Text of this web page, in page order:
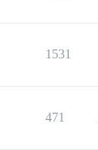
1531
471